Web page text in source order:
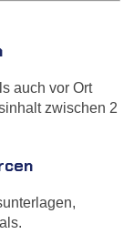
auch vor Ort
zwischen 2